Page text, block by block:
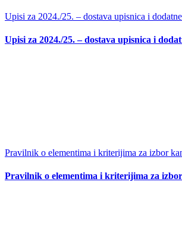
Upisi za 2024./25. – dostava upisnica i
Upisi za 2024./25. – dostava upisnica i
Pravilnik o elementima i kriterijima za izbor
Pravilnik o elementima i kriterijima za